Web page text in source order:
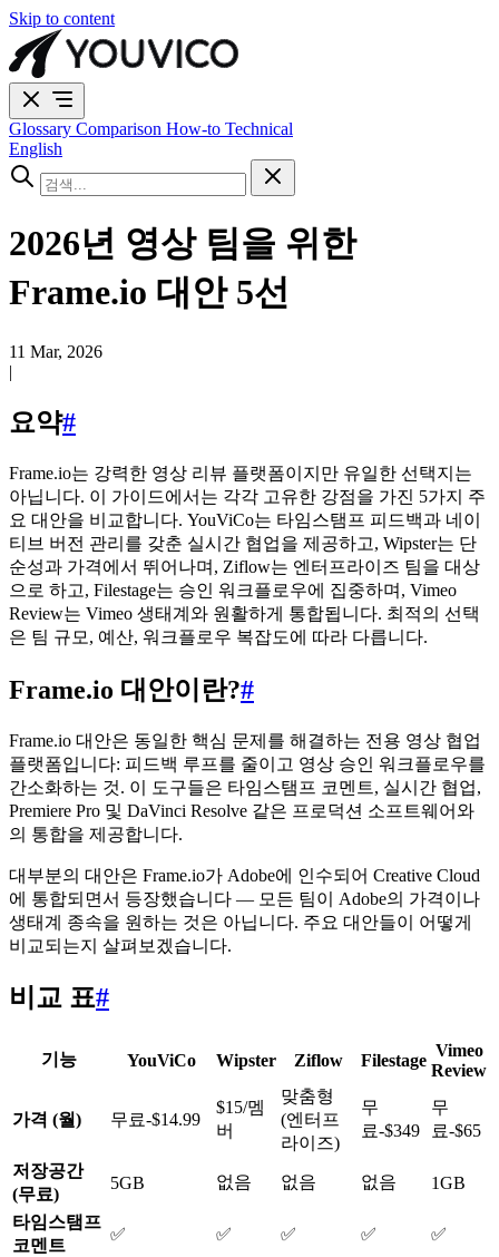
Skip to content
Glossary Comparison How-to Technical
English
2026년 영상 팀을 위한
Frame.io 대안 5선
11 Mar, 2026
|
요약#
Frame.io는 강력한 영상 리뷰 플랫폼이지만 유일한 선택지는
아닙니다. 이 가이드에서는 각각 고유한 강점을 가진 5가지 주
요 대안을 비교합니다. YouViCo는 타임스탬프 피드백과 네이
티브 버전 관리를 갖춘 실시간 협업을 제공하고, Wipster는 단
순성과 가격에서 뛰어나며, Ziflow는 엔터프라이즈 팀을 대상
으로 하고, Filestage는 승인 워크플로우에 집중하며, Vimeo
Review는 Vimeo 생태계와 원활하게 통합됩니다. 최적의 선택
은 팀 규모, 예산, 워크플로우 복잡도에 따라 다릅니다.
Frame.io 대안이란?#
Frame.io 대안은 동일한 핵심 문제를 해결하는 전용 영상 협업
플랫폼입니다: 피드백 루프를 줄이고 영상 승인 워크플로우를
간소화하는 것. 이 도구들은 타임스탬프 코멘트, 실시간 협업,
Premiere Pro 및 DaVinci Resolve 같은 프로덕션 소프트웨어와
의 통합을 제공합니다.
대부분의 대안은 Frame.io가 Adobe에 인수되어 Creative Cloud
에 통합되면서 등장했습니다 — 모든 팀이 Adobe의 가격이나
생태계 종속을 원하는 것은 아닙니다. 주요 대안들이 어떻게
비교되는지 살펴보겠습니다.
비교 표#
기능 YouViCo Wipster Ziflow Filestage
Vimeo
Review
가격 (월) 무료-$14.99
$15/멤
버
맞춤형
(엔터프
라이즈)
무
료-$349
무
료-$65
저장공간
(무료)
5GB 없음 없음 없음 1GB
타임스탬프
코멘트
✅ ✅ ✅ ✅ ✅